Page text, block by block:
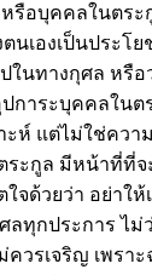
รือบุคคลในตระ
นเองเป็นประโ
ในทางกุศล หรือ
การะบุคคลในต
ะห์ แต่ไม่ใช่ควา
ระกูล มีหน้าที่ที่
จด้วยว่า อย่าใ
ลทุกประการ ไม่
วรเจริญ เพรา